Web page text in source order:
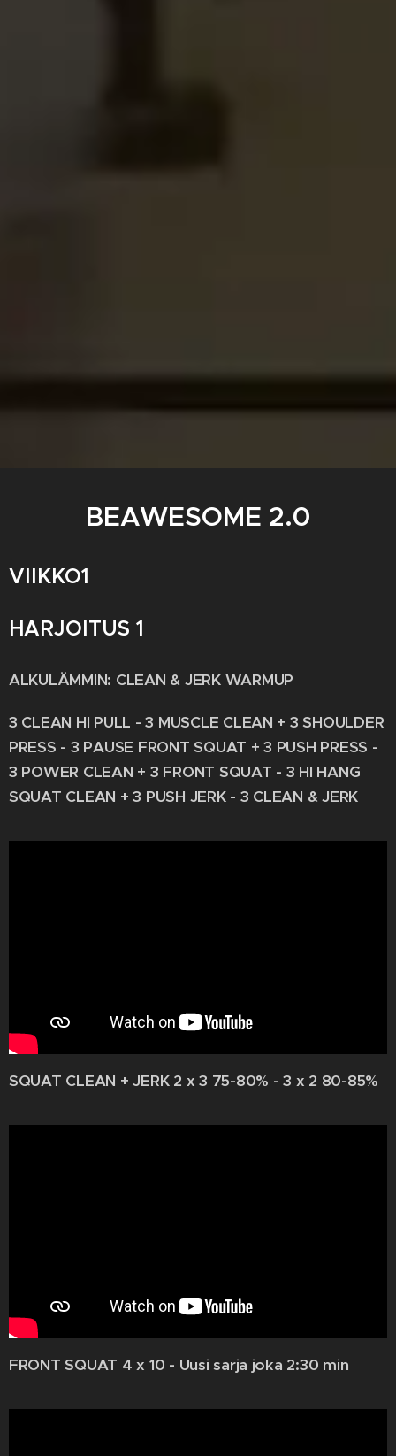
BEAWESOME 2.0
VIIKKO1
HARJOITUS 1
ALKULÄMMIN: CLEAN & JERK WARMUP
3 CLEAN HI PULL - 3 MUSCLE CLEAN + 3 SHOULDER
PRESS - 3 PAUSE FRONT SQUAT + 3 PUSH PRESS -
3 POWER CLEAN + 3 FRONT SQUAT - 3 HI HANG
SQUAT CLEAN + 3 PUSH JERK - 3 CLEAN & JERK
SQUAT CLEAN + JERK 2 x 3 75-80% - 3 x 2 80-85%
FRONT SQUAT 4 x 10 - Uusi sarja joka 2:30 min